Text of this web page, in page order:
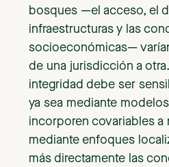
bosques —el acceso, el
infraestructuras y las
socioeconómicas—
de una jurisdicción a
integridad debe ser
ya sea mediante
incorporen covariables a
mediante enfoques
más directamente las